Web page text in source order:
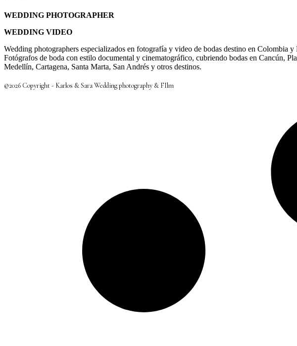
WEDDING PHOTOGRAPHER
WEDDING VIDEO
Wedding photographers especializados en fotografía y video de bodas destino en Colombia y
Fotógrafos de boda con estilo documental y cinematográfico, cubriendo bodas en Cancún,
Medellín, Cartagena, Santa Marta, San Andrés y otros destinos.
©2026 Copyright - Karlos & Sara Wedding photography & FIlm